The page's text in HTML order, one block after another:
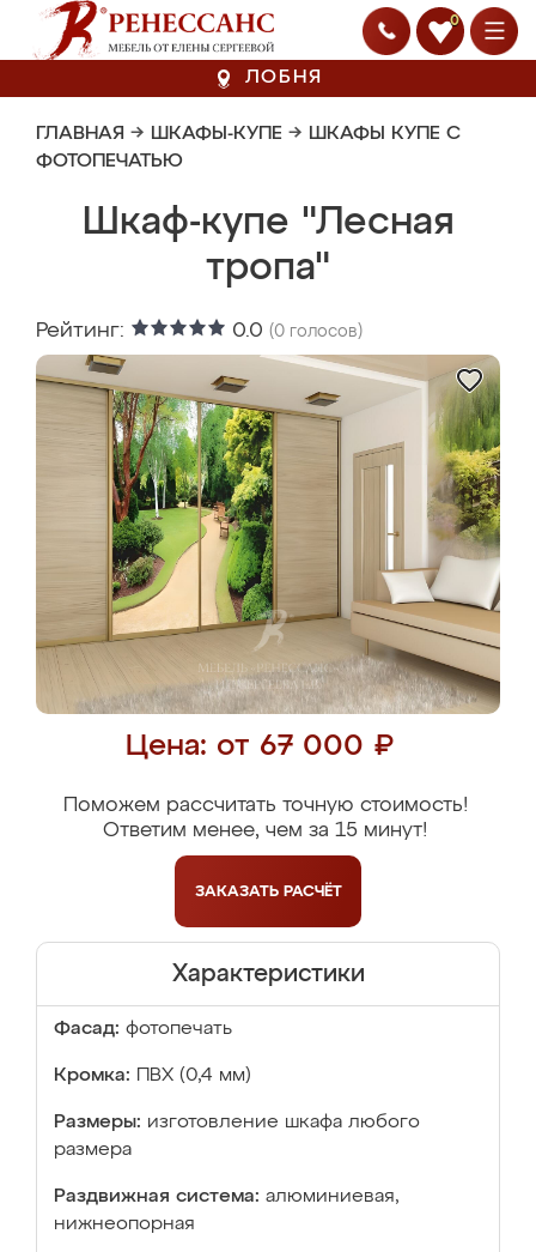
0
ЛОБНЯ
ГЛАВНАЯ → ШКАФЫ-КУПЕ → ШКАФЫ КУПЕ С
ФОТОПЕЧАТЬЮ
Шкаф-купе "Лесная
тропа"
Рейтинг: 0.0 (0 голосов)
Цена: от 67 000 ₽
Поможем рассчитать точную стоимость!
Ответим менее, чем за 15 минут!
ЗАКАЗАТЬ РАСЧЁТ
Характеристики
Фасад: фотопечать
Кромка: ПВХ (0,4 мм)
Размеры: изготовление шкафа любого
размера
Раздвижная система: алюминиевая,
нижнеопорная